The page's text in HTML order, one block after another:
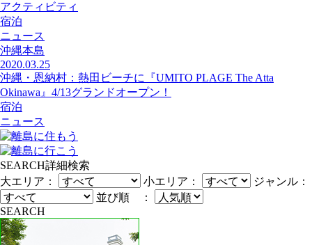
アクティビティ
宿泊
ニュース
沖縄本島
2020.03.25
沖縄・恩納村：熱田ビーチに『UMITO PLAGE The Atta
Okinawa』4/13グランドオープン！
宿泊
ニュース
SEARCH詳細検索
大エリア：
小エリア：
ジャンル：
並び順 ：
SEARCH